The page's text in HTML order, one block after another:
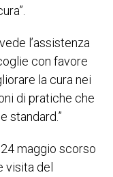
l’assistenza
con favore
la cura nei
di pratiche che
standard.”
maggio scorso
visita del